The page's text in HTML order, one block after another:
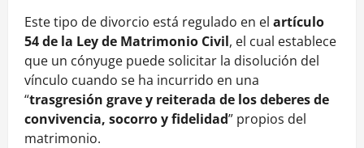
Este tipo de divorcio está regulado en el artículo
54 de la Ley de Matrimonio Civil, el cual establece
que un cónyuge puede solicitar la disolución del
vínculo cuando se ha incurrido en una
“trasgresión grave y reiterada de los deberes de
convivencia, socorro y fidelidad” propios del
matrimonio.